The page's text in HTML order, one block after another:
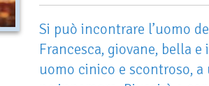
Si può incontrare l’uomo
Francesca, giovane, bella
uomo cinico e scontroso,